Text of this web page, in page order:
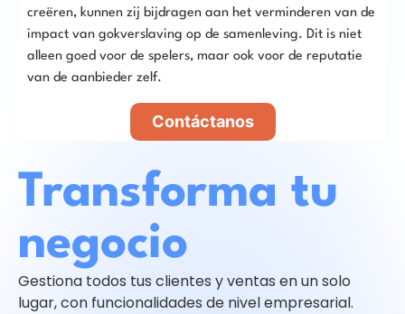
creëren, kunnen zij bijdragen aan het verminderen van de
impact van gokverslaving op de samenleving. Dit is niet
alleen goed voor de spelers, maar ook voor de reputatie
van de aanbieder zelf.
Contáctanos
Transforma tu
negocio
Gestiona todos tus clientes y ventas en un solo
lugar, con funcionalidades de nivel empresarial.